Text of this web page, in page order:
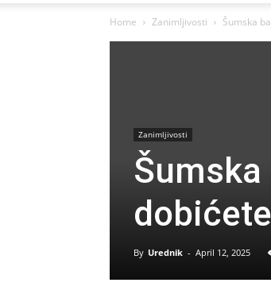
Home Zanimljivosti Šumska
Zanimljivosti
By Urednik - April 12, 2025